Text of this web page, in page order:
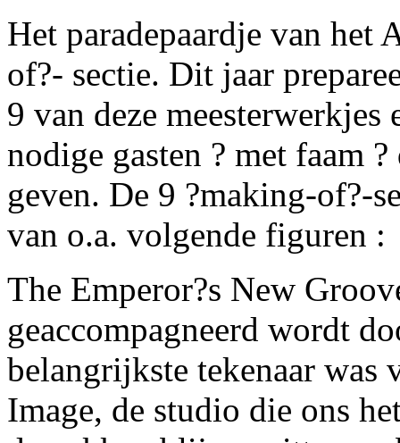
Het paradepaardje van het
of?- sectie. Dit jaar
9 van deze
nodige gasten ? met faam
geven. De 9 ?making-of?-
van o.a. volgende figuren :
The Emperor?s New
geaccompagneerd wordt
belangrijkste tekenaar was
Image, de studio die ons